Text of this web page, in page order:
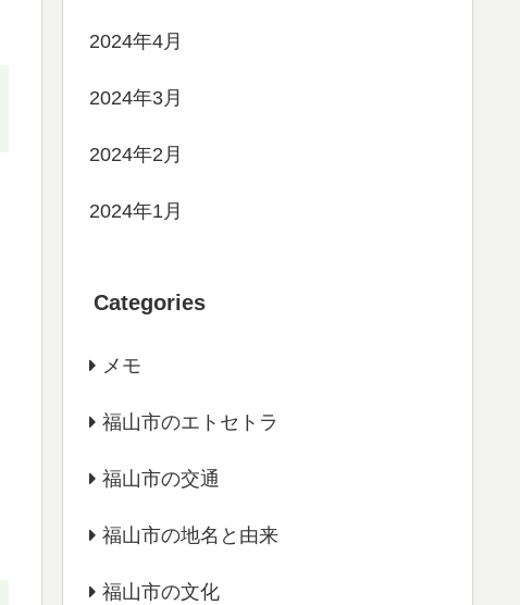
2024年4月
2024年3月
2024年2月
2024年1月
Categories
メモ
福山市のエトセトラ
福山市の交通
福山市の地名と由来
福山市の文化